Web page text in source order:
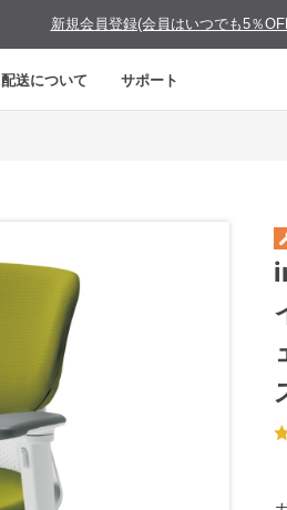
新規会員登録(会員はいつでも5％
配送について サポート